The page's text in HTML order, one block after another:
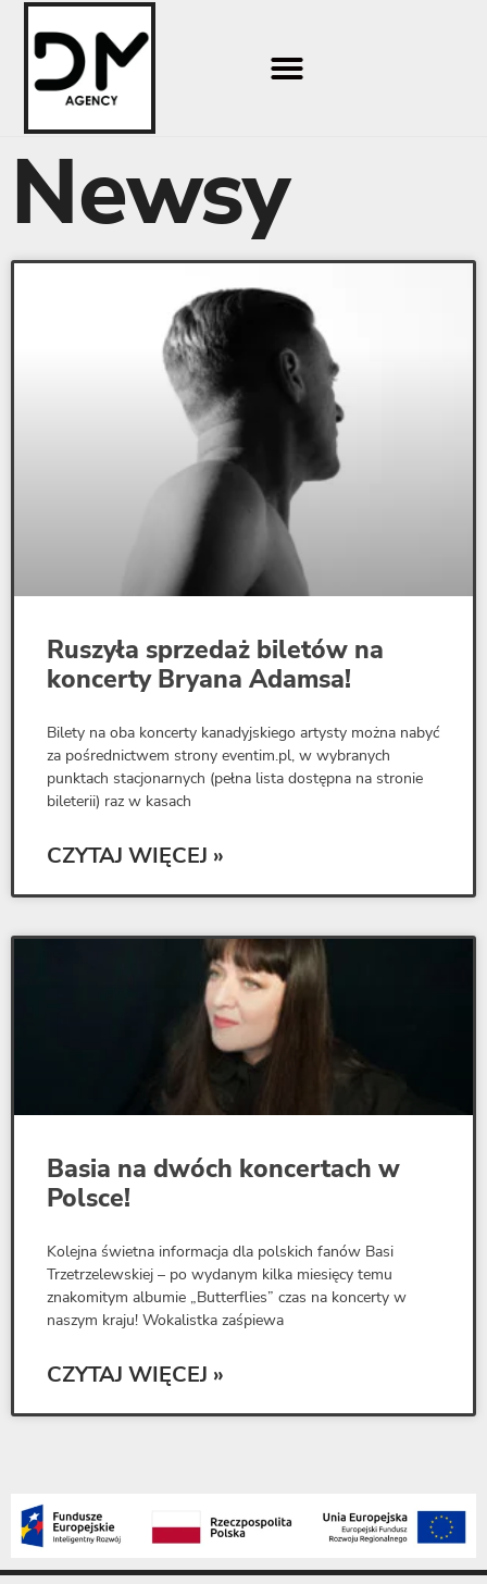
Newsy
Ruszyła sprzedaż biletów na
koncerty Bryana Adamsa!
Bilety na oba koncerty kanadyjskiego artysty można nabyć
za pośrednictwem strony eventim.pl, w wybranych
punktach stacjonarnych (pełna lista dostępna na stronie
bileterii) raz w kasach
CZYTAJ WIĘCEJ »
Basia na dwóch koncertach w
Polsce!
Kolejna świetna informacja dla polskich fanów Basi
Trzetrzelewskiej – po wydanym kilka miesięcy temu
znakomitym albumie „Butterflies” czas na koncerty w
naszym kraju! Wokalistka zaśpiewa
CZYTAJ WIĘCEJ »